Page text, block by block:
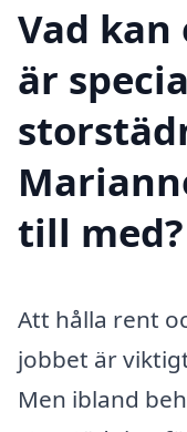
Vad
är
till med?
Att hålla rent
jobbet är
Men ibland